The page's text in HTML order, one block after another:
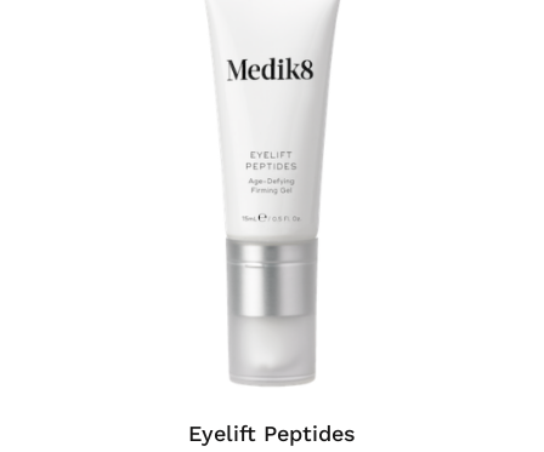
Eyelift Peptides